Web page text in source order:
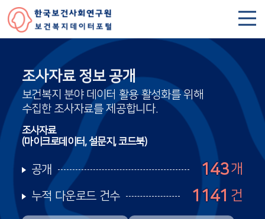
조사자료 정보 공개
보건복지 분야 데이터 활용 활성화를 위해
수집한 조사자료를 제공합니다.
조사자료
(마이크로데이터, 설문지, 코드북)
공개 143
누적 다운로드 건수 1233